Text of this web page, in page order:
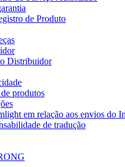
de Produto
Distribuidor
produtos
em relação aos envios do
de tradução